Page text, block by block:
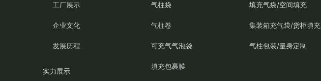
工厂展示
企业文化
发展历程
实力展示
气柱袋
气柱卷
可充气气泡袋
填充包裹膜
填充气袋/空间填充
集装箱充气袋/货柜填充
气柱包装/量身定制